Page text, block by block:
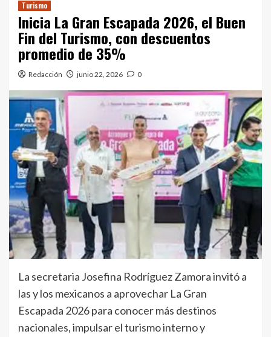
Turismo
Inicia La Gran Escapada 2026, el Buen
Fin del Turismo, con descuentos
promedio de 35%
Redacción junio 22, 2026 0
La secretaria Josefina Rodríguez Zamora invitó a
las y los mexicanos a aprovechar La Gran
Escapada 2026 para conocer más destinos
nacionales, impulsar el turismo interno y